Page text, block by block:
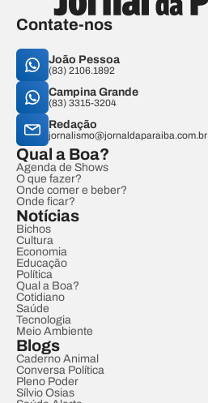
Contate-nos
João Pessoa
(83) 2106.1892
Campina Grande
(83) 3315-3204
Redação
jornalismo@jornaldaparaiba.com.br
Qual a Boa?
Agenda de Shows
O que fazer?
Onde comer e beber?
Onde ficar?
Notícias
Bichos
Cultura
Economia
Educação
Política
Qual a Boa?
Cotidiano
Saúde
Tecnologia
Meio Ambiente
Blogs
Caderno Animal
Conversa Política
Pleno Poder
Sílvio Osias